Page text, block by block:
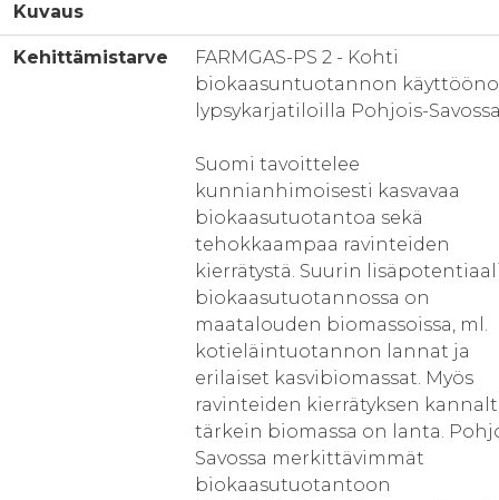
Kuvaus
Kehittämistarve
FARMGAS-PS 2 - Kohti
biokaasuntuotannon
lypsykarjatiloilla Pohjois-
Suomi tavoittelee
kunnianhimoisesti kasvavaa
biokaasutuotantoa sekä
tehokkaampaa ravinteiden
kierrätystä. Suurin
biokaasutuotannossa on
maatalouden biomassoissa, ml.
kotieläintuotannon lannat ja
erilaiset kasvibiomassat. Myös
ravinteiden kierrätyksen
tärkein biomassa on lanta.
Savossa merkittävimmät
biokaasutuotantoon